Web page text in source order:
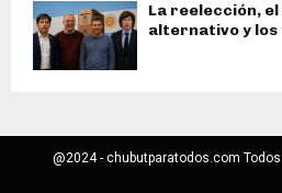
La reelección,
alternativo y los
@2024 - chubutparatodos.com